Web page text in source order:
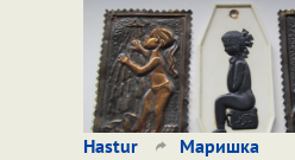
Hastur Маришка